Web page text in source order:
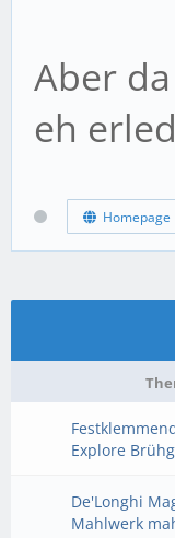
Aber
eh
Homepage
Explore
De'Longhi
Mahlwerk